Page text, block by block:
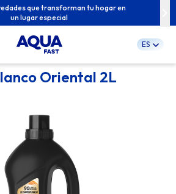
que transforman tu hogar en
un lugar especial
ES
Oriental 2L